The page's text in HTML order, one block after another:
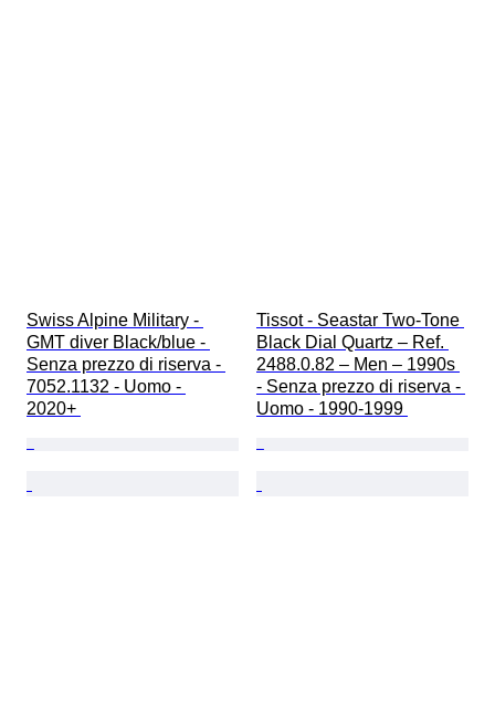
Swiss Alpine Military -
GMT diver Black/blue -
Senza prezzo di riserva -
7052.1132 - Uomo -
2020+
Tissot - Seastar Two-Tone
Black Dial Quartz – Ref.
2488.0.82 – Men – 1990s
- Senza prezzo di riserva -
Uomo - 1990-1999